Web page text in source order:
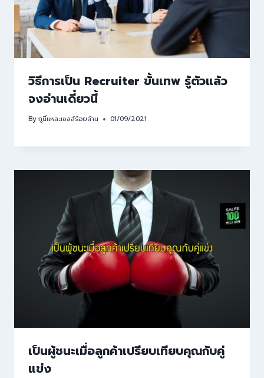
วิธีการเป็น Recruiter ขั้นเทพ รู้ตัวแล้ว
จงอ่านเดี๋ยวนี้
Byกูนี่แหละเซลล์ร้อยล้าน 01/09/2021
เป็นผู้ชนะเมื่อลูกค้าเปรียบเทียบคุณกับคู่
แข่ง